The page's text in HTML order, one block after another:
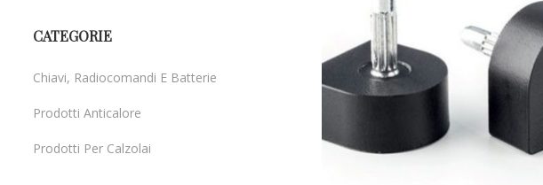
CATEGORIE
Chiavi, Radiocomandi E Batterie
Prodotti Anticalore
Prodotti Per Calzolai